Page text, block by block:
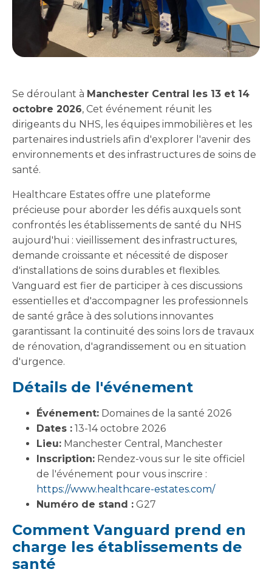
Se déroulant à Manchester Central les 13 et 14
octobre 2026, Cet événement réunit les
dirigeants du NHS, les équipes immobilières et les
partenaires industriels afin d'explorer l'avenir des
environnements et des infrastructures de soins de
santé.
Healthcare Estates offre une plateforme
précieuse pour aborder les défis auxquels sont
confrontés les établissements de santé du NHS
aujourd'hui : vieillissement des infrastructures,
demande croissante et nécessité de disposer
d'installations de soins durables et flexibles.
Vanguard est fier de participer à ces discussions
essentielles et d'accompagner les professionnels
de santé grâce à des solutions innovantes
garantissant la continuité des soins lors de travaux
de rénovation, d'agrandissement ou en situation
d'urgence.
Détails de l'événement
Événement: Domaines de la santé 2026
Dates : 13-14 octobre 2026
Lieu: Manchester Central, Manchester
Inscription: Rendez-vous sur le site officiel
de l'événement pour vous inscrire :
https://www.healthcare-estates.com/
Numéro de stand : G27
Comment Vanguard prend en
charge les établissements de
santé